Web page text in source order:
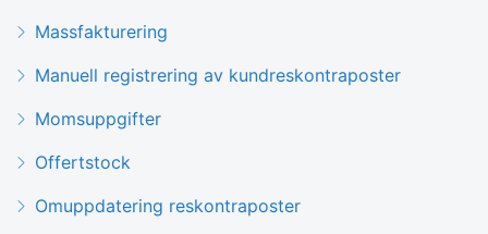
Massfakturering
Manuell registrering av kundreskontraposter
Momsuppgifter
Offertstock
Omuppdatering reskontraposter